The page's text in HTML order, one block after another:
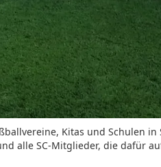
Kitas und Schulen in
alle SC-Mitglieder, die dafür